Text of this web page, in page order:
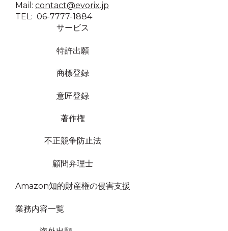
Mail: contact@evorix.jp
TEL: 06-7777-1884
サービス
特許出願
商標登録
意匠登録
著作権
不正競争防止法
顧問弁理士
Amazon知的財産権の侵害支援
業務内容一覧